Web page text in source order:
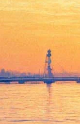
Голливудская
экранизации пьесы
строптивой",
источники.
студия Working Title,
Режиссер картины
выхода фильма на